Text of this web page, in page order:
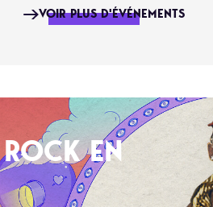
VOIR PLUS D'ÉVÉNEMENTS
EN